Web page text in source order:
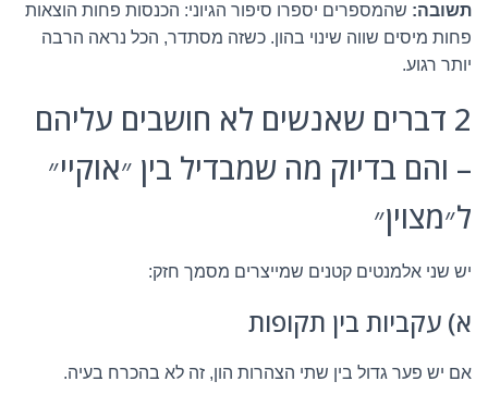
תשובה: שהמספרים יספרו סיפור הגיוני: הכנסות פחות הוצאות
פחות מיסים שווה שינוי בהון. כשזה מסתדר, הכל נראה הרבה
יותר רגוע.
2 דברים שאנשים לא חושבים עליהם
– והם בדיוק מה שמבדיל בין ״אוקיי״
ל״מצוין״
יש שני אלמנטים קטנים שמייצרים מסמך חזק:
א) עקביות בין תקופות
אם יש פער גדול בין שתי הצהרות הון, זה לא בהכרח בעיה.